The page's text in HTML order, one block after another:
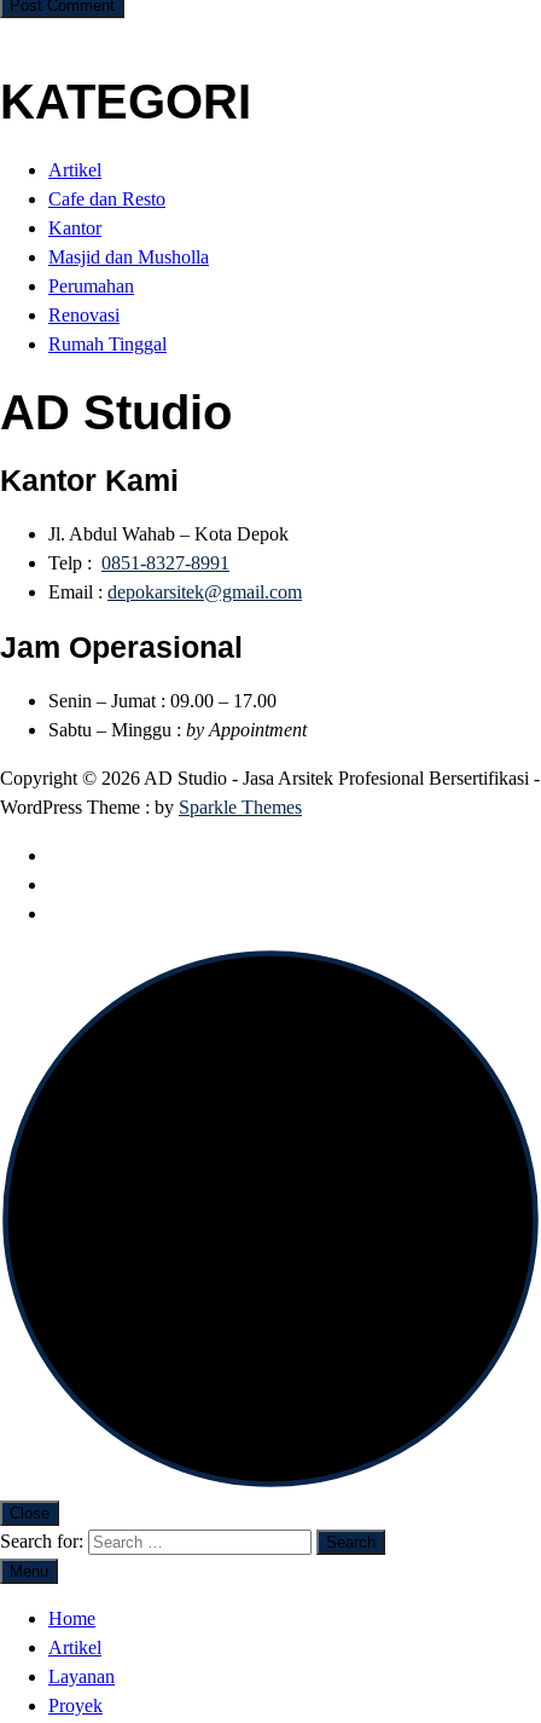
KATEGORI
Artikel
Cafe dan Resto
Kantor
Masjid dan Musholla
Perumahan
Renovasi
Rumah Tinggal
AD Studio
Kantor Kami
Jl. Abdul Wahab – Kota Depok
Telp : 0851-8327-8991
Email : depokarsitek@gmail.com
Jam Operasional
Senin – Jumat : 09.00 – 17.00
Sabtu – Minggu : by Appointment
Copyright © 2026 AD Studio - Jasa Arsitek Profesional Bersertifikasi -
WordPress Theme : by Sparkle Themes
Close
Search for:
Menu
Home
Artikel
Layanan
Proyek